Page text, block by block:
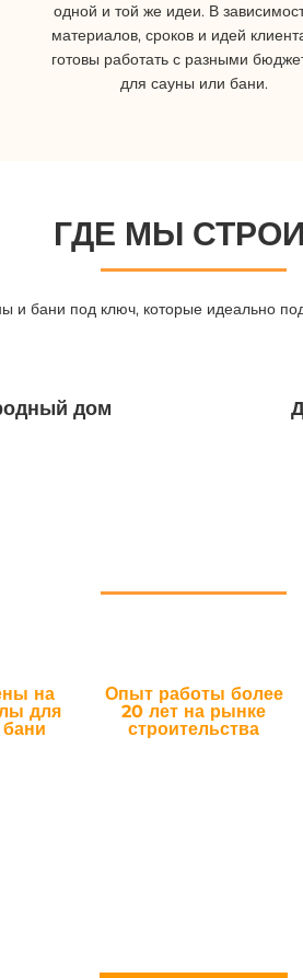
одной и той же идеи. В
материалов, сроков и идей
готовы работать с разными
для сауны или бани.
ГДЕ МЫ
и бани под ключ, которые идеально
дом
на
для
Опыт работы более
20 лет на рынке
строительства